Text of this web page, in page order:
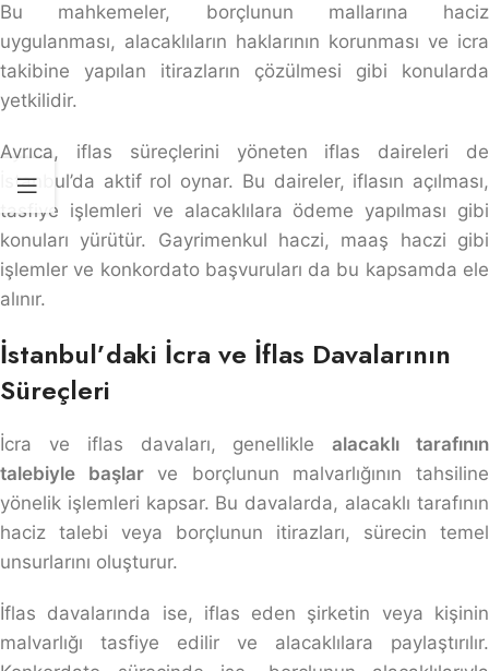
Bu mahkemeler, borçlunun mallarına haciz
uygulanması, alacaklıların haklarının korunması ve icra
takibine yapılan itirazların çözülmesi gibi konularda
yetkilidir.
Ayrıca, iflas süreçlerini yöneten iflas daireleri de
İstanbul’da aktif rol oynar. Bu daireler, iflasın açılması,
tasfiye işlemleri ve alacaklılara ödeme yapılması gibi
konuları yürütür. Gayrimenkul haczi, maaş haczi gibi
işlemler ve konkordato başvuruları da bu kapsamda ele
alınır.
İstanbul’daki İcra ve İflas Davalarının
Süreçleri
İcra ve iflas davaları, genelliklealacaklı tarafının
talebiyle başlarve borçlunun malvarlığının tahsiline
yönelik işlemleri kapsar. Bu davalarda, alacaklı tarafının
haciz talebi veya borçlunun itirazları, sürecin temel
unsurlarını oluşturur.
İflas davalarında ise, iflas eden şirketin veya kişinin
malvarlığı tasfiye edilir ve alacaklılara paylaştırılır.